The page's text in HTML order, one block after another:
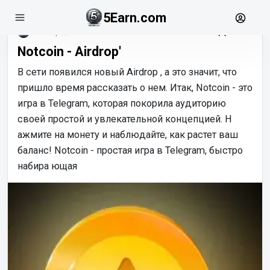
5Earn.com
Notcoin - Airdrop'
В сети появился новый Airdrop , а это значит, что
пришло время рассказать о нем. Итак, Notcoin - это
игра в Telegram, которая покорила аудиторию
своей простой и увлекательной концепцией. Н
ажмите на монету и наблюдайте, как растет ваш
баланс! Notcoin - простая игра в Telegram, быстро
набира ющая